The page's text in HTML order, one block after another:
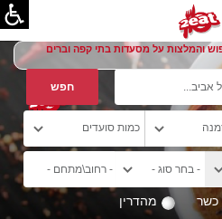
והמלצות על מסעדות בתי קפה וברים
כשר מהדרין